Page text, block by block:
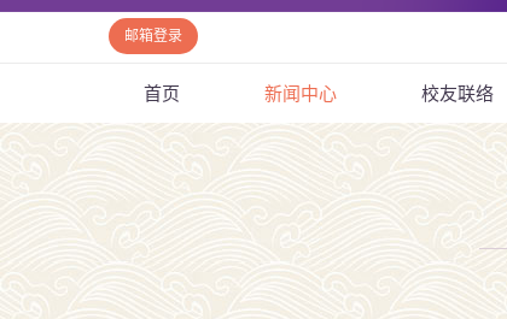
邮箱登录
首页 新闻中心 校友联络